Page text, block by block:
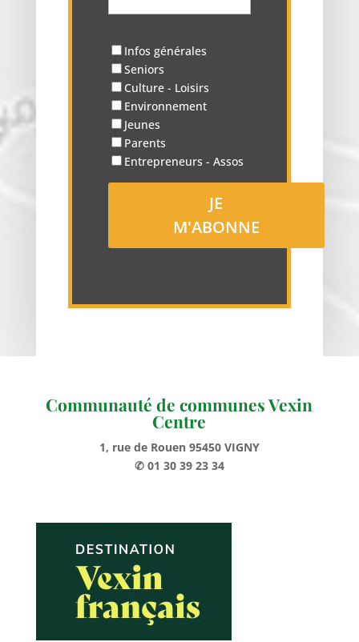
Infos générales
Seniors
Culture - Loisirs
Environnement
Jeunes
Parents
Entrepreneurs - Assos
Communauté de communes Vexin
Centre
1, rue de Rouen 95450 VIGNY
✆ 01 30 39 23 34